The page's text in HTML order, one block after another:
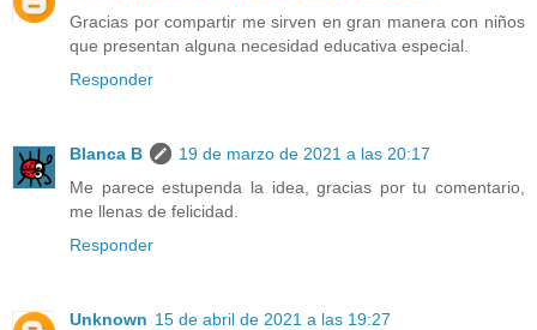
Gracias por compartir me sirven en gran manera con niños
que presentan alguna necesidad educativa especial.
Responder
Blanca B
19 de marzo de 2021 a las 20:17
Me parece estupenda la idea, gracias por tu comentario,
me llenas de felicidad.
Responder
Unknown 15 de abril de 2021 a las 19:27